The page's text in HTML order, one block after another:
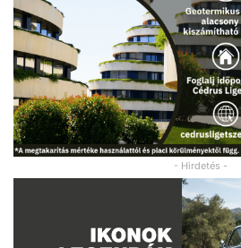
- Hirdetés -